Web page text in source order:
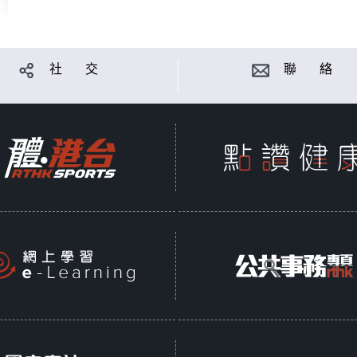
社 交 聯 絡